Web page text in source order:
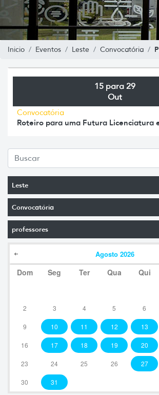
Inicio Eventos Leste Convocatória
Leste
Convocatória
professores
Agosto 2026
Dom Seg Ter Qua Qui
2 3 4 5 6
9 10 11 12 13
16 17 18 19 20
23 24 25 26 27
30 31
15 para 29
Out
Convocatória
Roteiro para uma Futura Licenciatura